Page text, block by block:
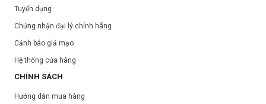
Tuyển dụng
Chứng nhận đại lý chính hãng
Cảnh báo giả mạo
Hệ thống cửa hàng
CHÍNH SÁCH
Hướng dẫn mua hàng